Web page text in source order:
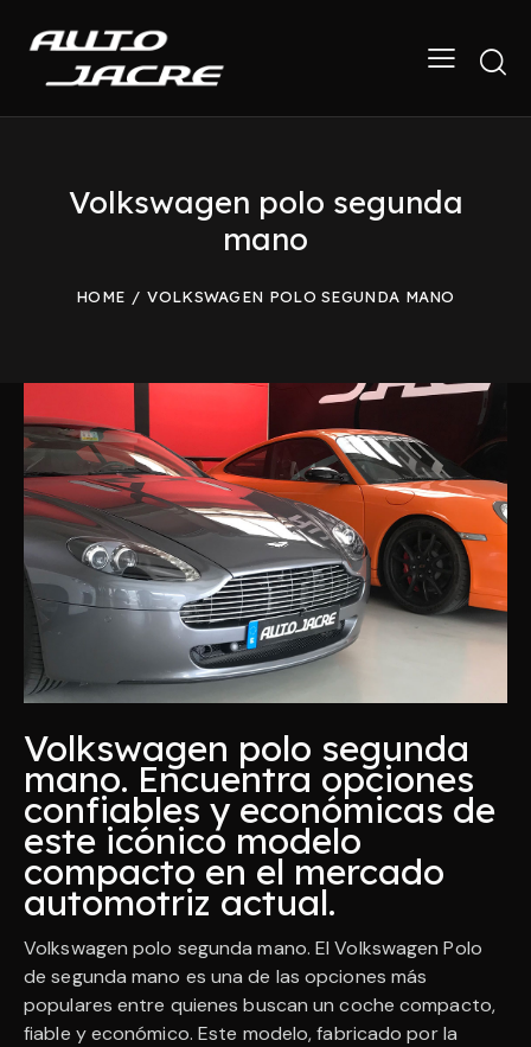
Volkswagen polo segunda
mano
HOME VOLKSWAGEN POLO SEGUNDA MANO
Volkswagen polo segunda
mano. Encuentra opciones
confiables y económicas de
este icónico modelo
compacto en el mercado
automotriz actual.
Volkswagen polo segunda mano. El Volkswagen Polo
de segunda mano es una de las opciones más
populares entre quienes buscan un coche compacto,
fiable y económico. Este modelo, fabricado por la